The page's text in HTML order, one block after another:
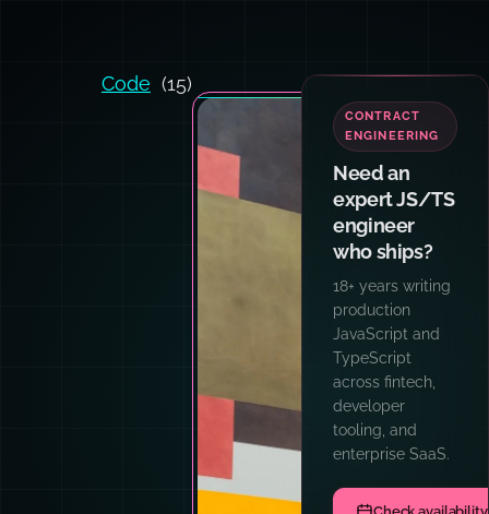
Code (15)
TEAM
TRAINING
Want your
team and
agents
writing code
like I do?
Hands-on
workshops for
engineering
teams: AI
patterns, prompt
engineering,
TypeScript,
architecture, and